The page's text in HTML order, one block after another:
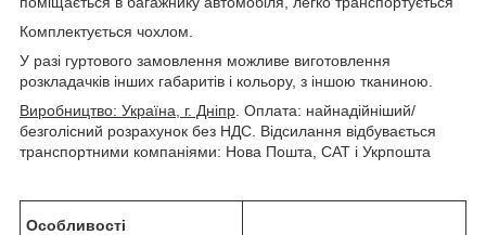
Комплектується чохлом.
У разі гуртового замовлення можливе виготовлення
розкладачків інших габаритів і кольору, з іншою тканиною.
Виробництво: Україна, г. Дніпр . Оплата: найнадійніший/
безголісний розрахунок без НДС. Відсилання відбувається
транспортними компаніями: Нова Пошта, САТ і Укрпошта
Особливості